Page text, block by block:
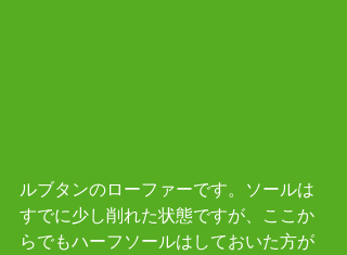
ルブタンのローファーです。ソールは
すでに少し削れた状態ですが、ここか
らでもハーフソールはしておいた方が